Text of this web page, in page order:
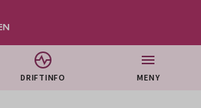
DRIFTINFO MENY